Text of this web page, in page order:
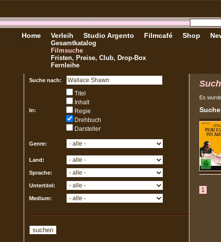
Home Verleih
Gesamtkatalog
Filmsuche
Fristen, Preise, Club, Drop-Box
Fernleihe
Studio Argento Filmcafé Shop
Suche nach:
In:
Titel
Inhalt
Regie
Drehbuch
Darsteller
Genre:
Land:
Sprache:
Untertitel:
Medium:
Es
1